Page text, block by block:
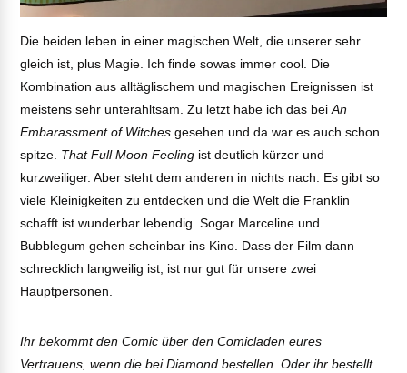
Die beiden leben in einer magischen Welt, die unserer sehr
gleich ist, plus Magie. Ich finde sowas immer cool. Die
Kombination aus alltäglischem und magischen Ereignissen ist
meistens sehr unterahltsam. Zu letzt habe ich das beiAn
Embarassment of Witches gesehen und da war es auch schon
spitze. That Full Moon Feeling ist deutlich kürzer und
kurzweiliger. Aber steht dem anderen in nichts nach. Es gibt so
viele Kleinigkeiten zu entdecken und die Welt die Franklin
schafft ist wunderbar lebendig. Sogar Marceline und
Bubblegum gehen scheinbar ins Kino. Dass der Film dann
schrecklich langweilig ist, ist nur gut für unsere zwei
Hauptpersonen.
Ihr bekommt den Comic über den Comicladen eures
Vertrauens, wenn die bei Diamond bestellen. Oder ihr bestellt